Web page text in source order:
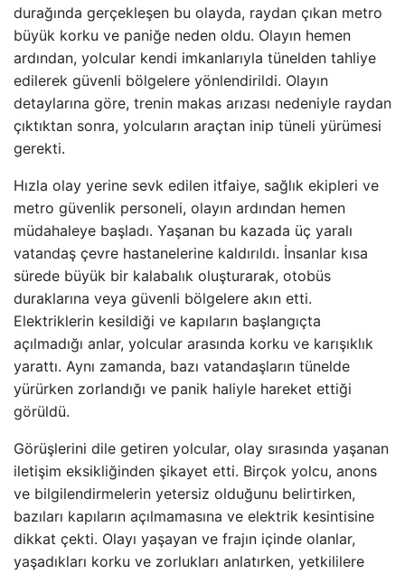
durağında gerçekleşen bu olayda, raydan çıkan metro
büyük korku ve paniğe neden oldu. Olayın hemen
ardından, yolcular kendi imkanlarıyla tünelden tahliye
edilerek güvenli bölgelere yönlendirildi. Olayın
detaylarına göre, trenin makas arızası nedeniyle raydan
çıktıktan sonra, yolcuların araçtan inip tüneli yürümesi
gerekti.
Hızla olay yerine sevk edilen itfaiye, sağlık ekipleri ve
metro güvenlik personeli, olayın ardından hemen
müdahaleye başladı. Yaşanan bu kazada üç yaralı
vatandaş çevre hastanelerine kaldırıldı. İnsanlar kısa
sürede büyük bir kalabalık oluşturarak, otobüs
duraklarına veya güvenli bölgelere akın etti.
Elektriklerin kesildiği ve kapıların başlangıçta
açılmadığı anlar, yolcular arasında korku ve karışıklık
yarattı. Aynı zamanda, bazı vatandaşların tünelde
yürürken zorlandığı ve panik haliyle hareket ettiği
görüldü.
Görüşlerini dile getiren yolcular, olay sırasında yaşanan
iletişim eksikliğinden şikayet etti. Birçok yolcu, anons
ve bilgilendirmelerin yetersiz olduğunu belirtirken,
bazıları kapıların açılmamasına ve elektrik kesintisine
dikkat çekti. Olayı yaşayan ve frajın içinde olanlar,
yaşadıkları korku ve zorlukları anlatırken, yetkililere